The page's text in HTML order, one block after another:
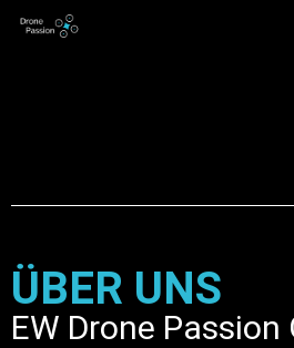
ÜBER UNS
EW Drone Passion